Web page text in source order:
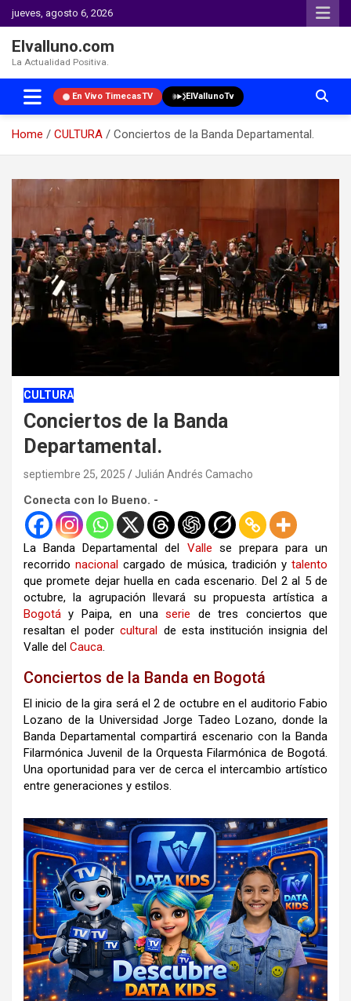
jueves, agosto 6, 2026
Elvalluno.com
La Actualidad Positiva.
En Vivo TimecasTV ElVallunoTv
Home CULTURA
Conciertos de la Banda Departamental.
content
CULTURA
Conciertos de la Banda
Departamental.
septiembre 25, 2025 Julián Andrés Camacho
Conecta con lo Bueno. -
La Banda Departamental del Valle se prepara para un
recorrido nacional cargado de música, tradición y talento
que promete dejar huella en cada escenario. Del 2 al 5 de
octubre, la agrupación llevará su propuesta artística a
Bogotá y Paipa, en unaserie de tres conciertos que
resaltan el podercultural de esta institución insignia del
Valle del Cauca.
Conciertos de la Banda en Bogotá
El inicio de la gira será el 2 de octubre en el auditorio Fabio
Lozano de la Universidad Jorge Tadeo Lozano, donde la
Banda Departamental compartirá escenario con la Banda
Filarmónica Juvenil de la Orquesta Filarmónica de Bogotá.
Una oportunidad para ver de cerca el intercambio artístico
entre generaciones y estilos.